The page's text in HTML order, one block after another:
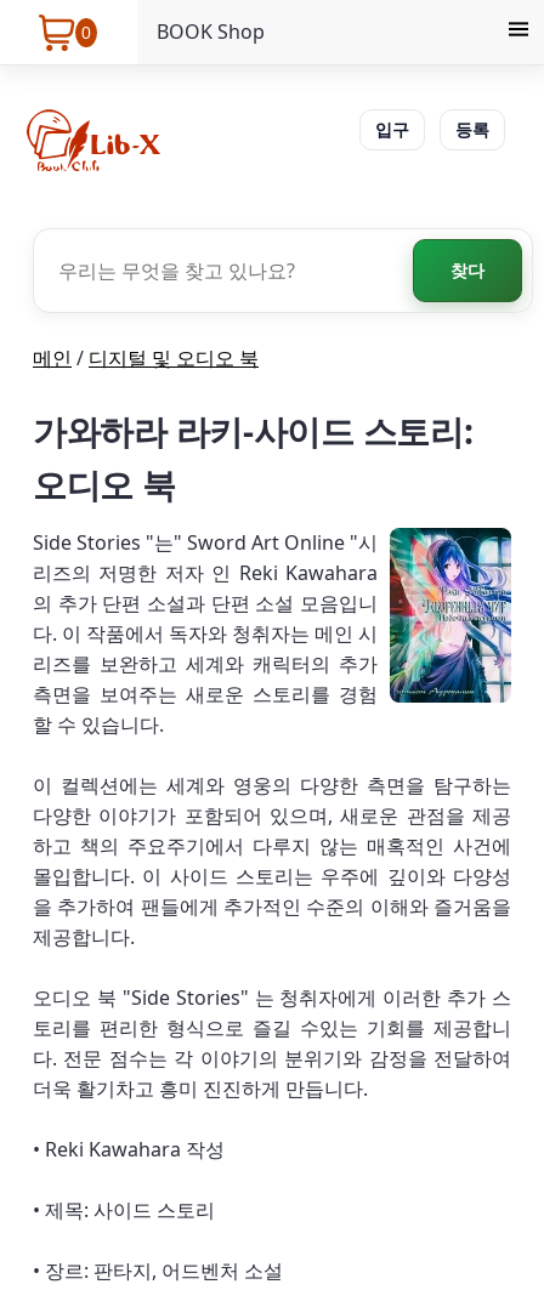
0 BOOK Shop
입구 등록
찾다
메인 / 디지털 및 오디오 북
가와하라 라키-사이드 스토리:
오디오 북
Side Stories "는" Sword Art Online "시
리즈의 저명한 저자 인 Reki Kawahara
의 추가 단편 소설과 단편 소설 모음입니
다. 이 작품에서 독자와 청취자는 메인 시
리즈를 보완하고 세계와 캐릭터의 추가
측면을 보여주는 새로운 스토리를 경험
할 수 있습니다.
이 컬렉션에는 세계와 영웅의 다양한 측면을 탐구하는
다양한 이야기가 포함되어 있으며, 새로운 관점을 제공
하고 책의 주요주기에서 다루지 않는 매혹적인 사건에
몰입합니다. 이 사이드 스토리는 우주에 깊이와 다양성
을 추가하여 팬들에게 추가적인 수준의 이해와 즐거움을
제공합니다.
오디오 북 "Side Stories" 는 청취자에게 이러한 추가 스
토리를 편리한 형식으로 즐길 수있는 기회를 제공합니
다. 전문 점수는 각 이야기의 분위기와 감정을 전달하여
더욱 활기차고 흥미 진진하게 만듭니다.
• Reki Kawahara 작성
• 제목: 사이드 스토리
• 장르: 판타지, 어드벤처 소설